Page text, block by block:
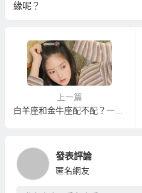
緣呢？
上一篇
白羊座和金牛座配不配？一個是長不大的孩子，一個是沉穩老古板！
發表評論
匿名網友